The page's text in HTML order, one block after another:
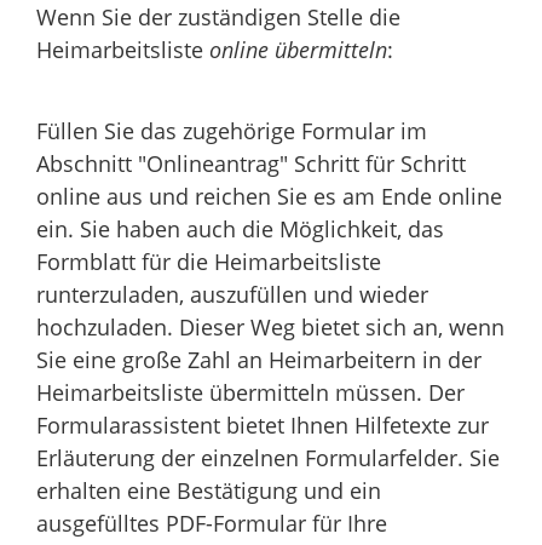
Wenn Sie der zuständigen Stelle die
Heimarbeitsliste online übermitteln:
Füllen Sie das zugehörige Formular im
Abschnitt "Onlineantrag" Schritt für Schritt
online aus und reichen Sie es am Ende online
ein. Sie haben auch die Möglichkeit, das
Formblatt für die Heimarbeitsliste
runterzuladen, auszufüllen und wieder
hochzuladen. Dieser Weg bietet sich an, wenn
Sie eine große Zahl an Heimarbeitern in der
Heimarbeitsliste übermitteln müssen. Der
Formularassistent bietet Ihnen Hilfetexte zur
Erläuterung der einzelnen Formularfelder. Sie
erhalten eine Bestätigung und ein
ausgefülltes PDF-Formular für Ihre